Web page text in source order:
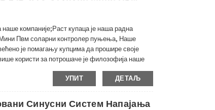
компаније;Раст купаца је наша радна
Мини Пвм соларни контролер пуњења, Наше
је помагању купцима да прошире своје
користи за потрошаче је филозофија наше
контролером пуњења, мини соларним...
УПИТ
ДЕТАЉ
Синусни Систем Напајања